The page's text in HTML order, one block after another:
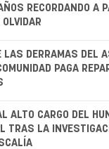
RECORDANDO A
LAS DERRAMAS DEL
PAGA
ALTO CARGO DEL
TRAS LA